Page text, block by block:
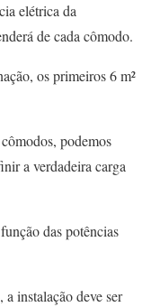
elétrica da
de cada cômodo.
os primeiros 6 m²
podemos
a verdadeira carga
das potências
, a instalação deve ser